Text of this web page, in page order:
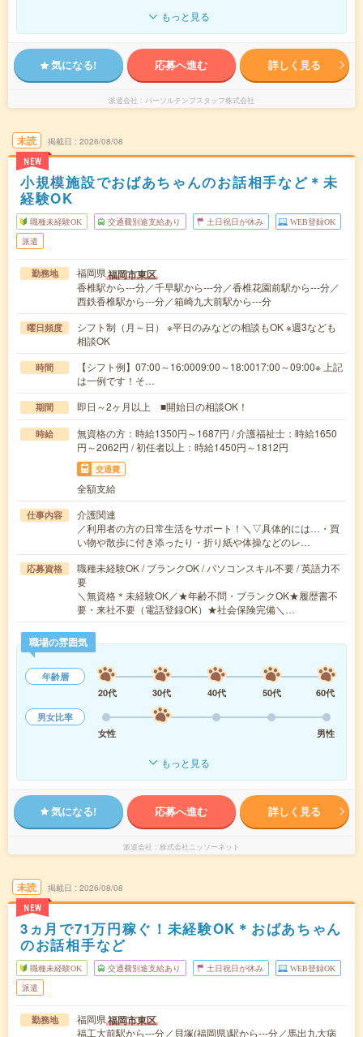
もっと見る
気になる! 応募へ進む 詳しく見る
派遣会社 パーソルテンプスタッフ株式会社
未読
NEW
掲載日 2026/08/08
小規模施設でおばあちゃんのお話相手など＊未
経験OK
職種未経験OK 交通費別途支給あり 土日祝日が休み WEB登録OK
派遣
勤務地 福岡県福岡市東区
香椎駅から---分／千早駅から---分／香椎花園前駅から---分／
西鉄香椎駅から---分／箱崎九大前駅から---分
曜日頻度
シフト制（月～日） ※平日のみなどの相談もOK ※週3なども
相談OK
時間
【シフト例】07:00～16:0009:00～18:0017:00～09:00※ 上記
は一例です！そ…
期間 即日～2ヶ月以上 ■開始日の相談OK！
時給
無資格の方：時給1350円～1687円 / 介護福祉士：時給1650
円～2062円 / 初任者以上：時給1450円～1812円
交通費
全額支給
仕事内容
介護関連
／利用者の方の日常生活をサポート！＼▽具体的には…・買
い物や散歩に付き添ったり・折り紙や体操などのレ…
応募資格
職種未経験OK / ブランクOK / パソコンスキル不要 / 英語力不
要
＼無資格＊未経験OK／★年齢不問・ブランクOK★履歴書不
要・来社不要（電話登録OK）★社会保険完備＼…
職場の雰囲気
年齢層
20代
30代 40代 50代
60代
男女比率
女性
男性
もっと見る
気になる! 応募へ進む 詳しく見る
派遣会社 株式会社ニッソーネット
未読
NEW
掲載日 2026/08/08
3ヵ月で71万円稼ぐ！未経験OK＊おばあちゃん
のお話相手など
職種未経験OK 交通費別途支給あり 土日祝日が休み WEB登録OK
派遣
勤務地 福岡県福岡市東区
福工大前駅から---分／貝塚(福岡県)駅から---分／馬出九大病